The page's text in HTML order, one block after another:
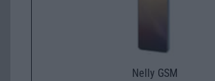
Nelly GSM